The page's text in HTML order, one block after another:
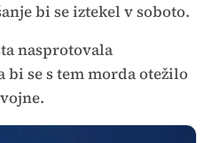
bi se iztekel v soboto.
nasprotovala
bi se s tem morda otežilo